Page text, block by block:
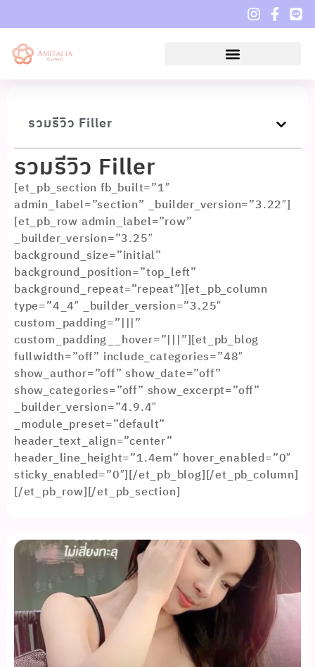
รวมรีวิว Filler
รวมรีวิว Filler
[et_pb_section fb_built=”1″
admin_label=”section” _builder_version=”3.22″]
[et_pb_row admin_label=”row”
_builder_version=”3.25″
background_size=”initial”
background_position=”top_left”
background_repeat=”repeat”][et_pb_column
type=”4_4″ _builder_version=”3.25″
custom_padding=”|||”
custom_padding__hover=”|||”][et_pb_blog
fullwidth=”off” include_categories=”48″
show_author=”off” show_date=”off”
show_categories=”off” show_excerpt=”off”
_builder_version=”4.9.4″
_module_preset=”default”
header_text_align=”center”
header_line_height=”1.4em” hover_enabled=”0″
sticky_enabled=”0″][/et_pb_blog][/et_pb_column]
[/et_pb_row][/et_pb_section]